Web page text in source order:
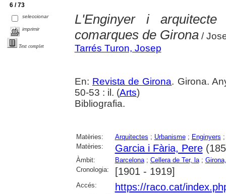
6 / 73
seleccionar
imprimir
Text complet
L'Enginyer i
comarques de Girona/
Tarrés Turon, Josep
En: Revista de Girona. Girona.
50-53 : il. (Arts)
Bibliografia.
Matèries: Arquitectes ; Urbanisme; Enginyers
Matèries:
Garcia i Fària, Pere
Àmbit: Barcelona; Cellera de Ter, la;
Cronologia:
[1901 - 1919]
Accés: https://raco.cat/